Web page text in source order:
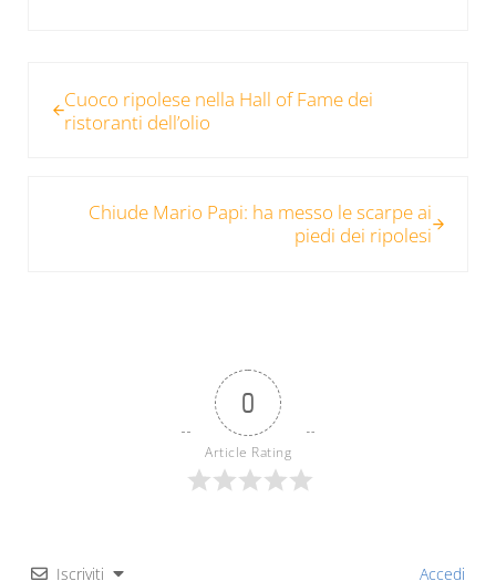
Cuoco ripolese nella Hall of Fame dei
ristoranti dell’olio
Chiude Mario Papi: ha messo le scarpe ai
piedi dei ripolesi
0
Article Rating
Iscriviti Accedi